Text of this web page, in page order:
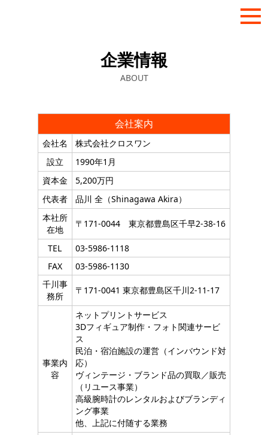
企業情報
ABOUT
会社案内
会社名
株式会社クロスワン
設立
1990年1月
資本金
5,200万円
代表者
品川 全（Shinagawa Akira）
本社所
在地
〒171-0044 東京都豊島区千早2-38-16
TEL
03-5986-1118
FAX
03-5986-1130
千川事
務所
〒171-0041 東京都豊島区千川2-11-17
事業内
容
ネットプリントサービス
3Dフィギュア制作・フォト関連サービ
ス
民泊・宿泊施設の運営（インバウンド対
応）
ヴィンテージ・ブランド品の買取／販売
（リユース事業）
高級腕時計のレンタルおよびブランディ
ング事業
他、上記に付随する業務